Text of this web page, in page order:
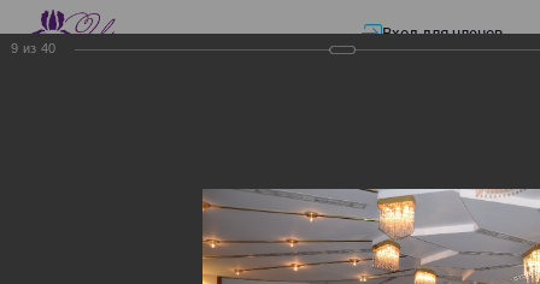
Вход для членов
Презентации—Изменения в трудовом и налоговом
законодательстве: Обязательное медицинское страхование, всеобщее
налоговое декларирование, изменения в налоговом законодательстве
2017 года в части ИПН и СН
9 из 40